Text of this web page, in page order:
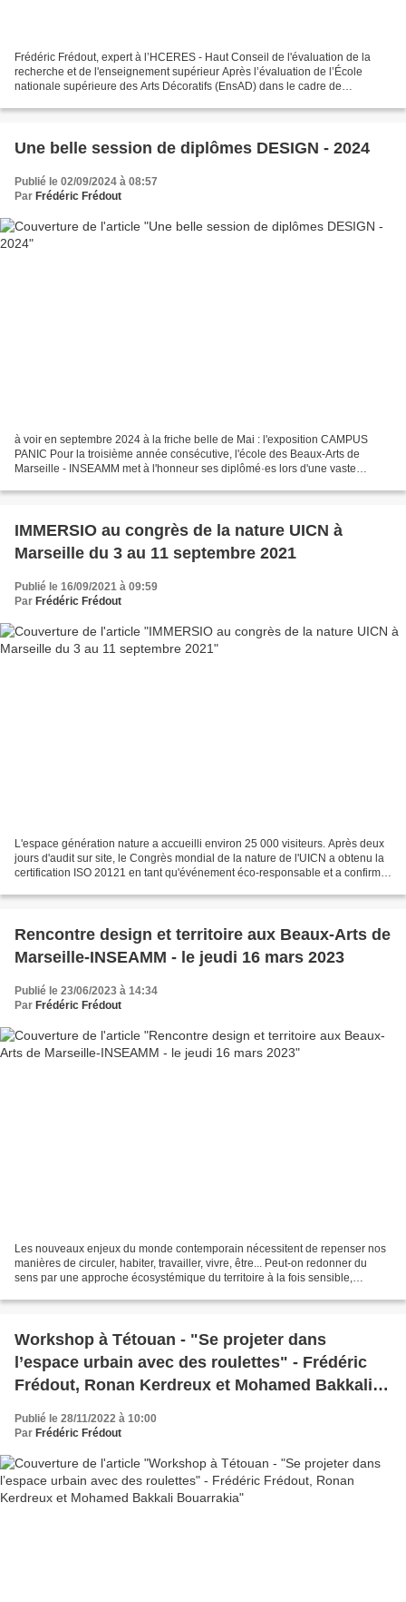
Frédéric Frédout, expert à l’HCERES - Haut Conseil de l'évaluation de la
recherche et de l'enseignement supérieur Après l’évaluation de l’École
nationale supérieure des Arts Décoratifs (EnsAD) dans le cadre de
Une belle session de diplômes DESIGN - 2024
Publié le 02/09/2024 à 08:57
Par Frédéric Frédout
à voir en septembre 2024 à la friche belle de Mai : l'exposition CAMPUS
PANIC Pour la troisième année consécutive, l'école des Beaux-Arts de
Marseille - INSEAMM met à l'honneur ses diplômé·es lors d'une vaste
IMMERSIO au congrès de la nature UICN à
Marseille du 3 au 11 septembre 2021
Publié le 16/09/2021 à 09:59
Par Frédéric Frédout
L'espace génération nature a accueilli environ 25 000 visiteurs. Après deux
jours d'audit sur site, le Congrès mondial de la nature de l'UICN a obtenu la
certification ISO 20121 en tant qu'événement éco-responsable et a confirmé
Rencontre design et territoire aux Beaux-Arts de
Marseille-INSEAMM - le jeudi 16 mars 2023
Publié le 23/06/2023 à 14:34
Par Frédéric Frédout
Les nouveaux enjeux du monde contemporain nécessitent de repenser nos
manières de circuler, habiter, travailler, vivre, être... Peut-on redonner du
sens par une approche écosystémique du territoire à la fois sensible,
Workshop à Tétouan - "Se projeter dans
l’espace urbain avec des roulettes" - Frédéric
Frédout, Ronan Kerdreux et Mohamed Bakkali
Publié le 28/11/2022 à 10:00
Par Frédéric Frédout